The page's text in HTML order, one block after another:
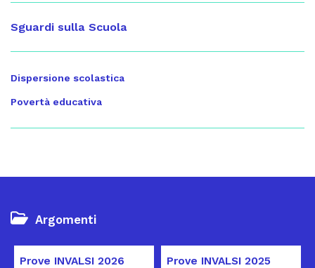
Sguardi sulla Scuola
Dispersione scolastica
Povertà educativa
Argomenti
Prove INVALSI 2026 Prove INVALSI 2025